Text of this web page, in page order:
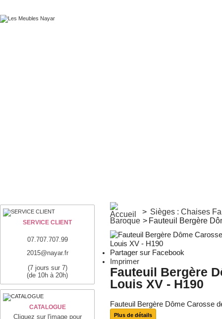
SERVICE CLIENT
07.707.707.99
2015@nayar.fr
(7 jours sur 7)
(de 10h à 20h)
CATALOGUE
Cliquez sur l'image pour
> Sièges : Chaises
Baroque > Fauteuil Bergère
Partager sur Facebook
Imprimer
Fauteuil Bergère
Louis XV - H190
Fauteuil Bergère Dôme Carosse
Plus de détails